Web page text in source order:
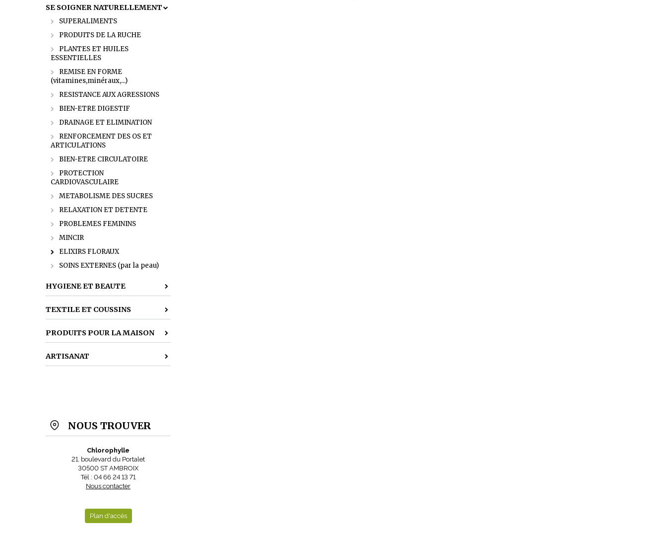
SE SOIGNER NATURELLEMENT
SUPERALIMENTS
PRODUITS DE LA RUCHE
PLANTES ET HUILES
ESSENTIELLES
REMISE EN FORME
(vitamines,minéraux,...)
RESISTANCE AUX AGRESSIONS
BIEN-ETRE DIGESTIF
DRAINAGE ET ELIMINATION
RENFORCEMENT DES OS ET
ARTICULATIONS
BIEN-ETRE CIRCULATOIRE
PROTECTION
CARDIOVASCULAIRE
METABOLISME DES SUCRES
RELAXATION ET DETENTE
PROBLEMES FEMININS
MINCIR
ELIXIRS FLORAUX
SOINS EXTERNES (par la peau)
HYGIENE ET BEAUTE
TEXTILE ET COUSSINS
PRODUITS POUR LA MAISON
ARTISANAT
NOUS TROUVER
Chlorophylle
21, boulevard du Portalet
30500 ST AMBROIX
Tél : 04 66 24 13 71
Nous contacter
Plan d'accès